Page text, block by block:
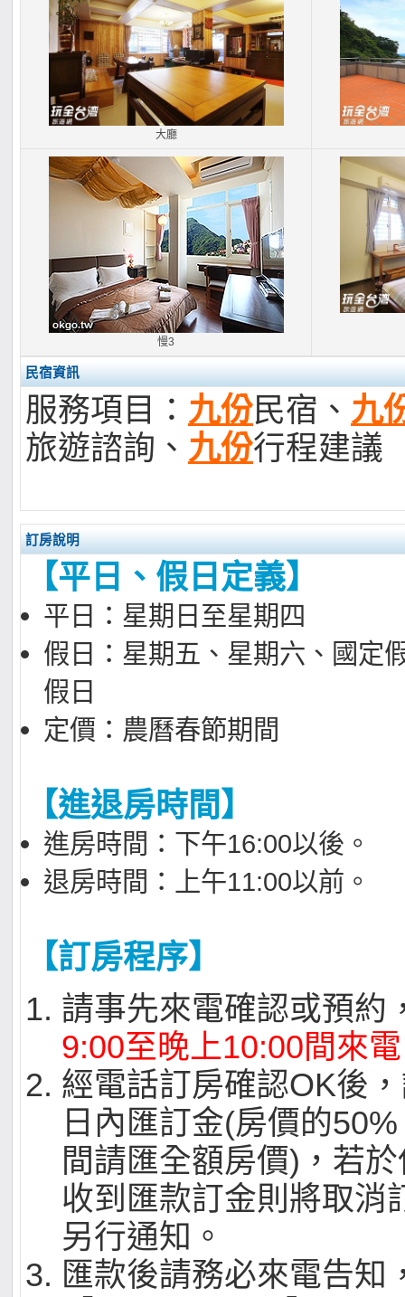
大廳
慢3
民宿資訊
服務項目： 九份民宿、 九
旅遊諮詢、 九份行程建議
訂房說明
【平日、假日定義】
平日：星期日至星期四
假日：星期五、星期六、國定
假日
定價：農曆春節期間
【進退房時間】
進房時間：下午16:00以後。
退房時間：上午11:00以前。
【訂房程序】
請事先來電確認或預約
9:00至晚上10:00間來電
經電話訂房確認OK後
日內匯訂金(房價的
間請匯全額房價)，若
收到匯款訂金則將取消
另行通知。
匯款後請務必來電告知